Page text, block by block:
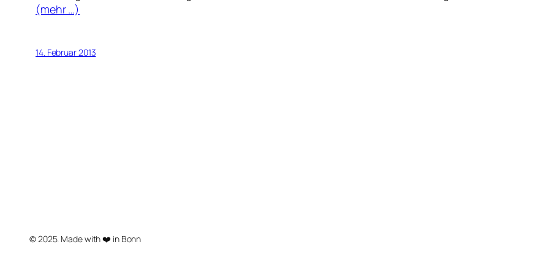
(mehr …)
14. Februar 2013
© 2025. Made with ❤️ in Bonn